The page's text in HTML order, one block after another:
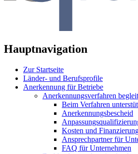
Hauptnavigation
Zur Startseite
Länder- und Berufsprofile
Anerkennung für Betriebe
Anerkennungsverfahren
Beim Verfahren
Anerkennungsbescheid
Kosten und
Ansprechpartner für
FAQ für Unternehmen